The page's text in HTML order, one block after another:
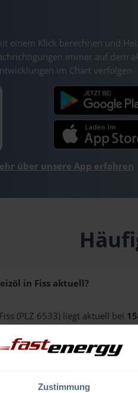
Zustimmung
einem Klick berechnen und
immer auf dem
im Chart verfolgen
über unsere App erfahren
in Fiss aktuell?
(PLZ 6533) liegt aktuell bei
Wunschmenge erhalten Sie
in Fiss aus?